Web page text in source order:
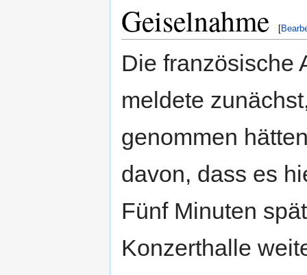
Geiselnahme [
Die französische
meldete
genommen
davon, dass es
Fünf Minuten
Konzerthalle